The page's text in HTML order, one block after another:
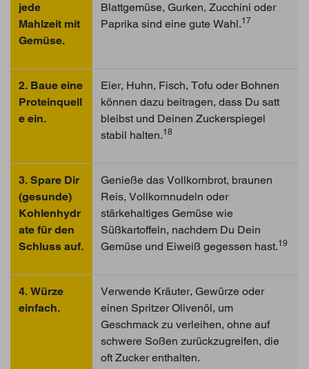
jede
Mahlzeit mit
Gemüse.
Blattgemüse, Gurken, Zucchini oder
Paprika sind eine gute Wahl.17
2. Baue eine
Proteinquell
e ein.
Eier, Huhn, Fisch, Tofu oder Bohnen
können dazu beitragen, dass Du satt
bleibst und Deinen Zuckerspiegel
stabil halten.18
3. Spare Dir
(gesunde)
Kohlenhydr
ate für den
Schluss auf.
Genieße das Vollkornbrot, braunen
Reis, Vollkornnudeln oder
stärkehaltiges Gemüse wie
Süßkartoffeln, nachdem Du Dein
Gemüse und Eiweiß gegessen hast.19
4. Würze
einfach.
Verwende Kräuter, Gewürze oder
einen Spritzer Olivenöl, um
Geschmack zu verleihen, ohne auf
schwere Soßen zurückzugreifen, die
oft Zucker enthalten.